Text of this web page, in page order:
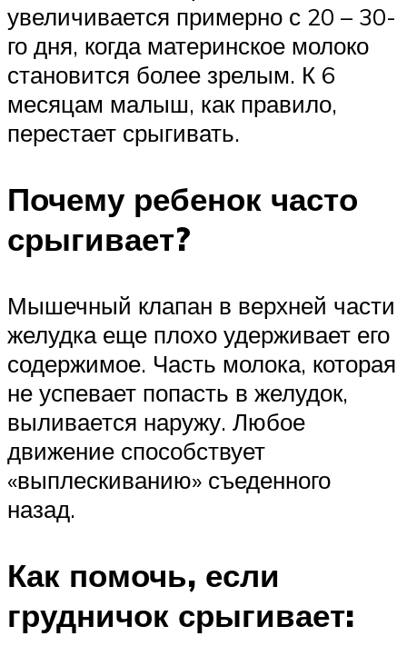
увеличивается примерно с 20 – 30-
го дня, когда материнское молоко
становится более зрелым. К 6
месяцам малыш, как правило,
перестает срыгивать.
Почему ребенок часто
срыгивает?
Мышечный клапан в верхней части
желудка еще плохо удерживает его
содержимое. Часть молока, которая
не успевает попасть в желудок,
выливается наружу. Любое
движение способствует
«выплескиванию» съеденного
назад.
Как помочь, если
грудничок срыгивает: